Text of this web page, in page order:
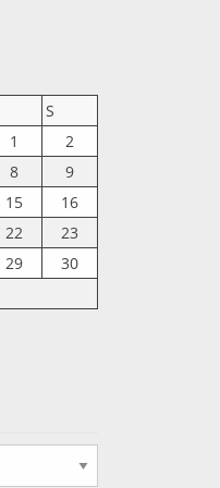
S
1
2
8
9
15
16
22
23
29
30